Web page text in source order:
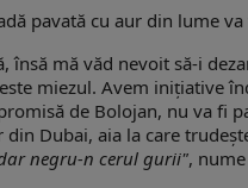
pavată cu aur din lume
însă mă văd nevoit să-i
miezul. Avem inițiative
de Bolojan, nu va fi
din Dubai, aia la care
negru-n cerul gurii",